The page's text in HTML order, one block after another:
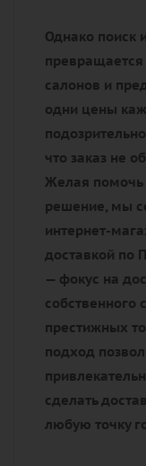
Однако поиск
превращается
салонов и
одни цены
что заказ не
Желая помочь
решение, мы
интернет-
доставкой по
— фокус на
собственного
престижных
подход
сделать
любую точку